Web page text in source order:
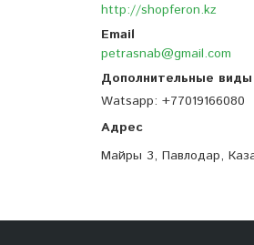
http://shopferon.kz
petrasnab@gmail.com
Watsapp +77019166080
Майры 3, Павлодар,